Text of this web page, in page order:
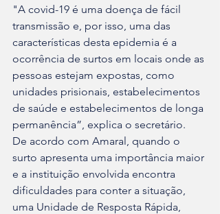
"A covid-19 é uma doença de fácil
transmissão e, por isso, uma das
características desta epidemia é a
ocorrência de surtos em locais onde as
pessoas estejam expostas, como
unidades prisionais, estabelecimentos
de saúde e estabelecimentos de longa
permanência”, explica o secretário.
De acordo com Amaral, quando o
surto apresenta uma importância maior
e a instituição envolvida encontra
dificuldades para conter a situação,
uma Unidade de Resposta Rápida,